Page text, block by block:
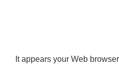
It appears your Web